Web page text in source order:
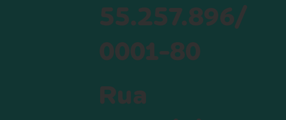
55.257.896/
0001-80
Rua